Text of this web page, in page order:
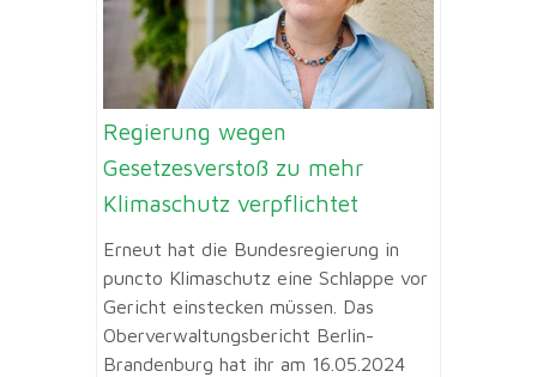
Regierung wegen
Gesetzesverstoß zu mehr
Klimaschutz verpflichtet
Erneut hat die Bundesregierung in
puncto Klimaschutz eine Schlappe vor
Gericht einstecken müssen. Das
Oberverwaltungsbericht Berlin-
Brandenburg hat ihr am 16.05.2024